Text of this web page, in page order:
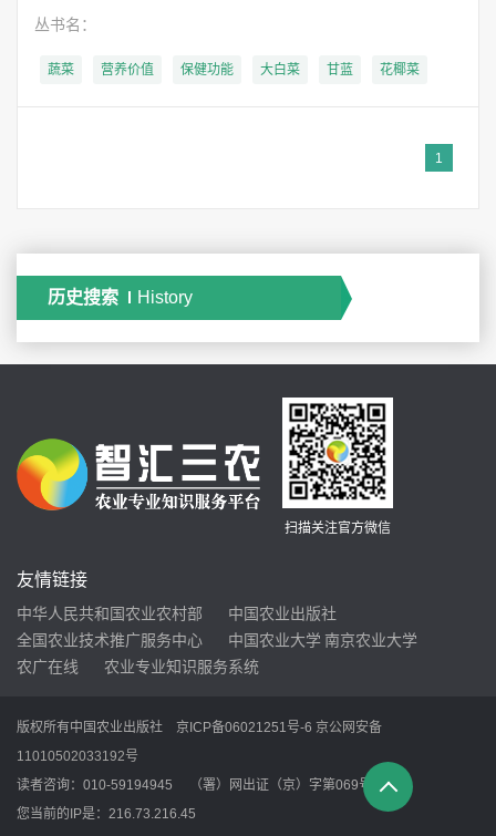
丛书名：
蔬菜 营养价值 保健功能 大白菜 甘蓝 花椰菜
1
历史搜索 History
扫描关注官方微信
友情链接
中华人民共和国农业农村部
中国农业出版社
全国农业技术推广服务中心
中国农业大学 南京农业大学
农广在线
农业专业知识服务系统
版权所有中国农业出版社 京ICP备06021251号-6 京公网安备
11010502033192号
读者咨询：010-59194945 （署）网出证（京）字第069号
您当前的IP是： 216.73.216.45